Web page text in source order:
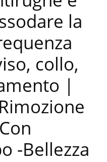
la
collo,
|
-Bellezza